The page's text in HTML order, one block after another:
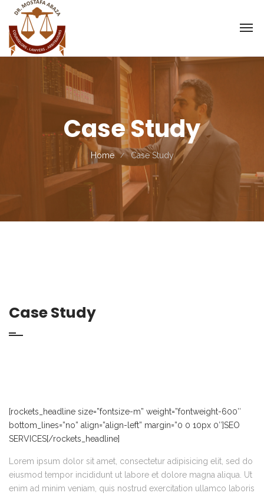
Case Study
Home Case Study
Case Study
[rockets_headline size=”fontsize-m” weight=”fontweight-600″
bottom_lines=”no” align=”align-left” margin=”0 0 10px 0″]SEO
SERVICES[/rockets_headline]
Lorem ipsum dolor sit amet, consectetur adipisicing elit, sed do
eiusmod tempor incididunt ut labore et dolore magna aliqua. Ut
enim ad minim veniam, quis nostrud exercitation ullamco laboris